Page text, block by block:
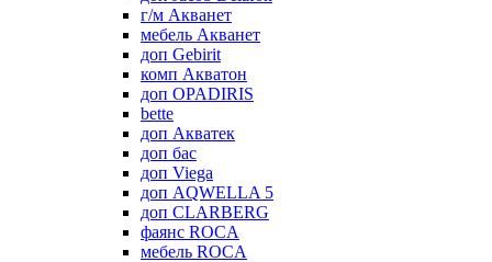
г/м Акванет
мебель Акванет
доп Gebirit
комп Акватон
доп OPADIRIS
bette
доп Акватек
доп бас
доп Viega
доп AQWELLA 5
доп CLARBERG
фаянс ROCA
мебель ROCA